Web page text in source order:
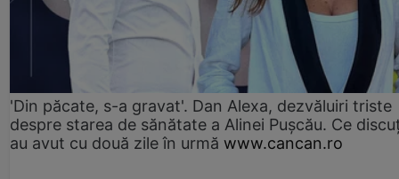
'Din păcate, s-a gravat'. Dan Alexa, dezvăluiri triste
despre starea de sănătate a Alinei Pușcău. Ce
au avut cu două zile în urmă www.cancan.ro